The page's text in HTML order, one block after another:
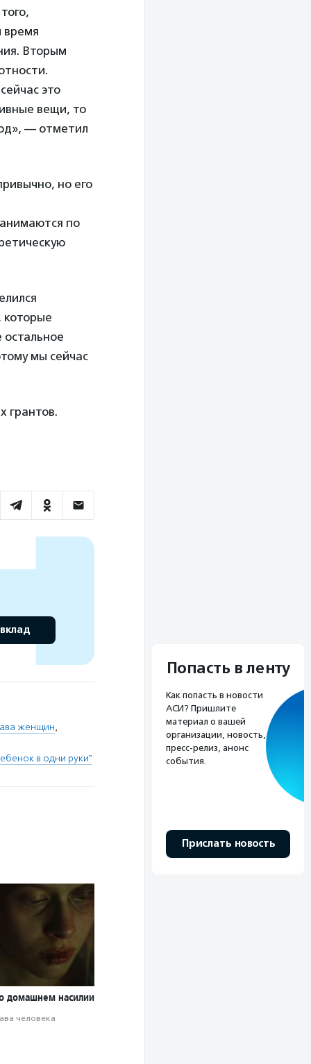
время
Вторым
это
вещи, то
— отметил
но его
по
мы сейчас
грантов.
женщин,
в одни руки"
домашнем насилии
человека
Попасть в ленту
Как попасть в новости
АСИ? Пришлите
материал о вашей
организации, новость,
пресс-релиз, анонс
события.
Прислать новость